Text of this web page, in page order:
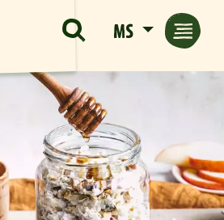
Langkau ke kandungan utama
MS